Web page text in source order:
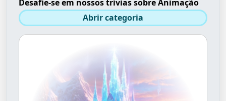
Desafie-se em nossos trívias sobre Animação
Abrir categoria